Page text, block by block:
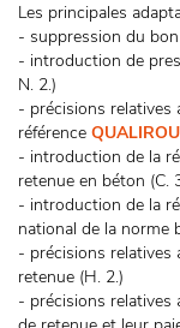
Les principales
- suppression du
- introduction de
N. 2.)
- précisions relatives
référence
- introduction de la
retenue en béton (C.
- introduction de la
national de la norme
- précisions relatives
retenue (H. 2.)
- précisions relatives